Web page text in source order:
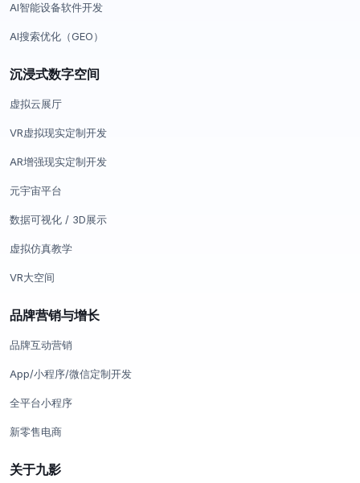
AI智能设备软件开发
AI搜索优化（GEO）
沉浸式数字空间
虚拟云展厅
VR虚拟现实定制开发
AR增强现实定制开发
元宇宙平台
数据可视化 / 3D展示
虚拟仿真教学
VR大空间
品牌营销与增长
品牌互动营销
App/小程序/微信定制开发
全平台小程序
新零售电商
关于九影